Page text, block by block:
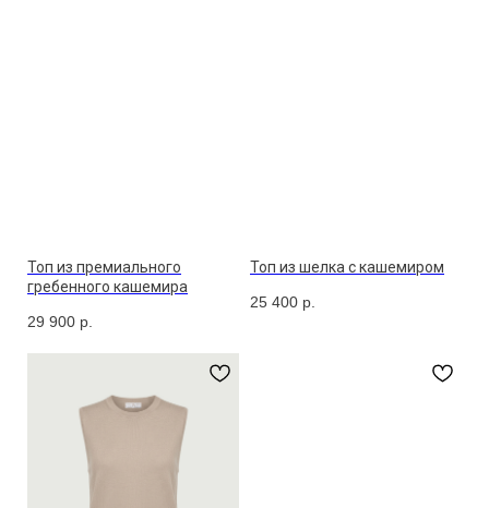
Топ из премиального
гребенного кашемира
29 900 р.
Топ из шелка с кашемиром
25 400 р.